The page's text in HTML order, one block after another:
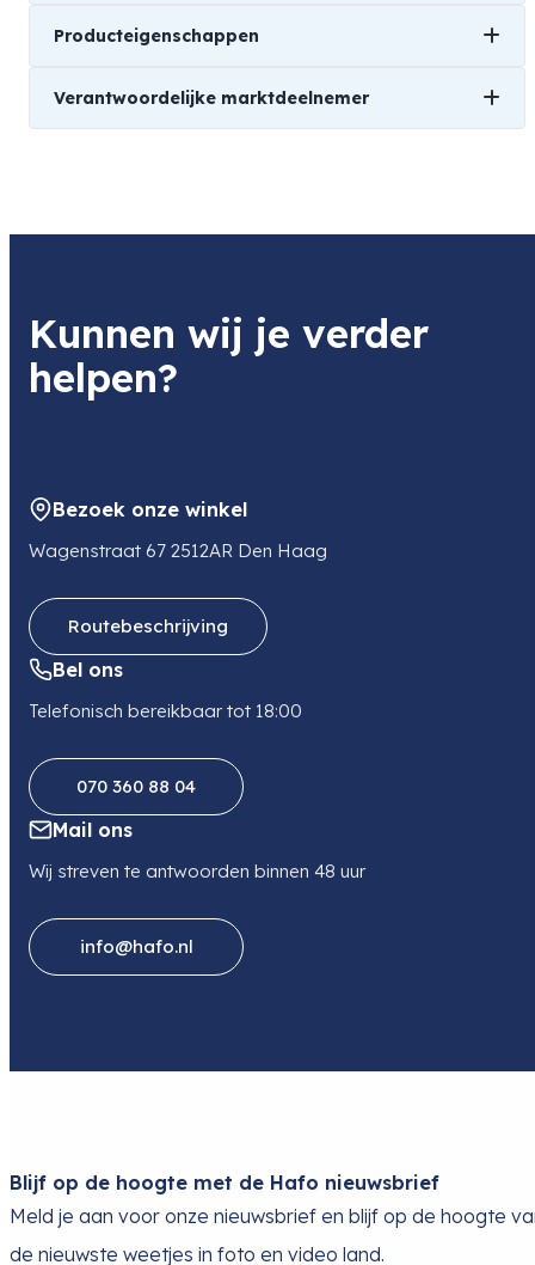
0,1 kg
Producteigenschappen
Merk
Verantwoordelijke marktdeelnemer
Product
2007169928
Item code leverancier
2007169928
Adres
E-mail
sales@transcontinenta.nl
Kunnen wij je verder
helpen?
Bezoek onze winkel
Wagenstraat 67 2512AR Den Haag
Routebeschrijving
Bel ons
Telefonisch bereikbaar tot 18:00
070 360 88 04
Mail ons
Wij streven te antwoorden binnen 48 uur
info@hafo.nl
Blijf op de hoogte met de Hafo nieuwsbrief
Meld je aan voor onze nieuwsbrief en blijf op de hoogte
de nieuwste weetjes in foto en video land.